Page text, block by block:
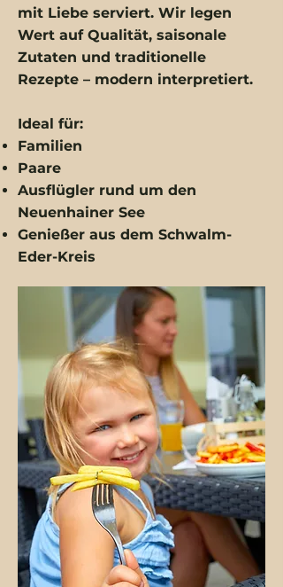
mit Liebe serviert. Wir legen
Wert auf Qualität, saisonale
Zutaten und traditionelle
Rezepte – modern interpretiert.
Ideal für:
Familien
Paare
Ausflügler rund um den
Neuenhainer See
Genießer aus dem Schwalm-
Eder-Kreis